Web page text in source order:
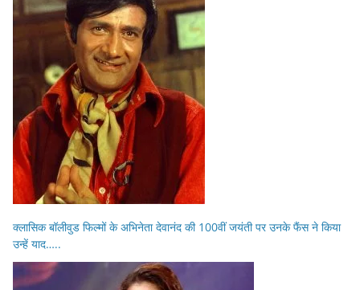
क्लासिक बॉलीवुड फिल्मों के अभिनेता देवानंद की 100वीं जयंती पर उनके फैंस ने किया
उन्हें याद…..